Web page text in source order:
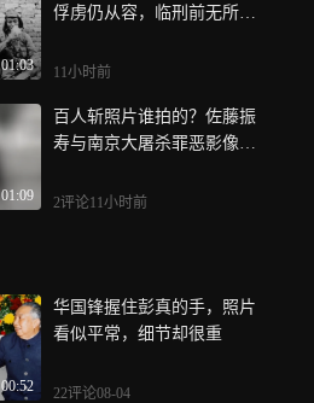
01:03
俘虏仍从容，临刑前无所畏
11小时前
01:09
百人斩照片谁拍的？佐藤振
寿与南京大屠杀罪恶影像背
2评论11小时前
00:52
华国锋握住彭真的手，照片
看似平常，细节却很重
22评论08-04